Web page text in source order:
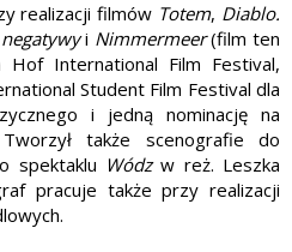
realizacji filmów Totem, Diablo.
i Nimmermeer(film ten
International Film Festival,
Student Film Festival dla
i jedną nominację na
także scenografie do
spektaklu Wódzw reż. Leszka
pracuje także przy realizacji